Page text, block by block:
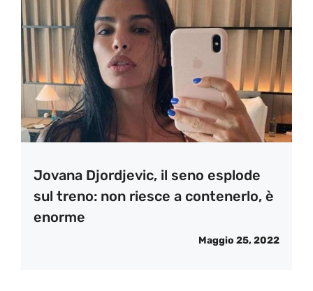
Jovana Djordjevic, il seno esplode
sul treno: non riesce a contenerlo, è
enorme
Maggio 25, 2022